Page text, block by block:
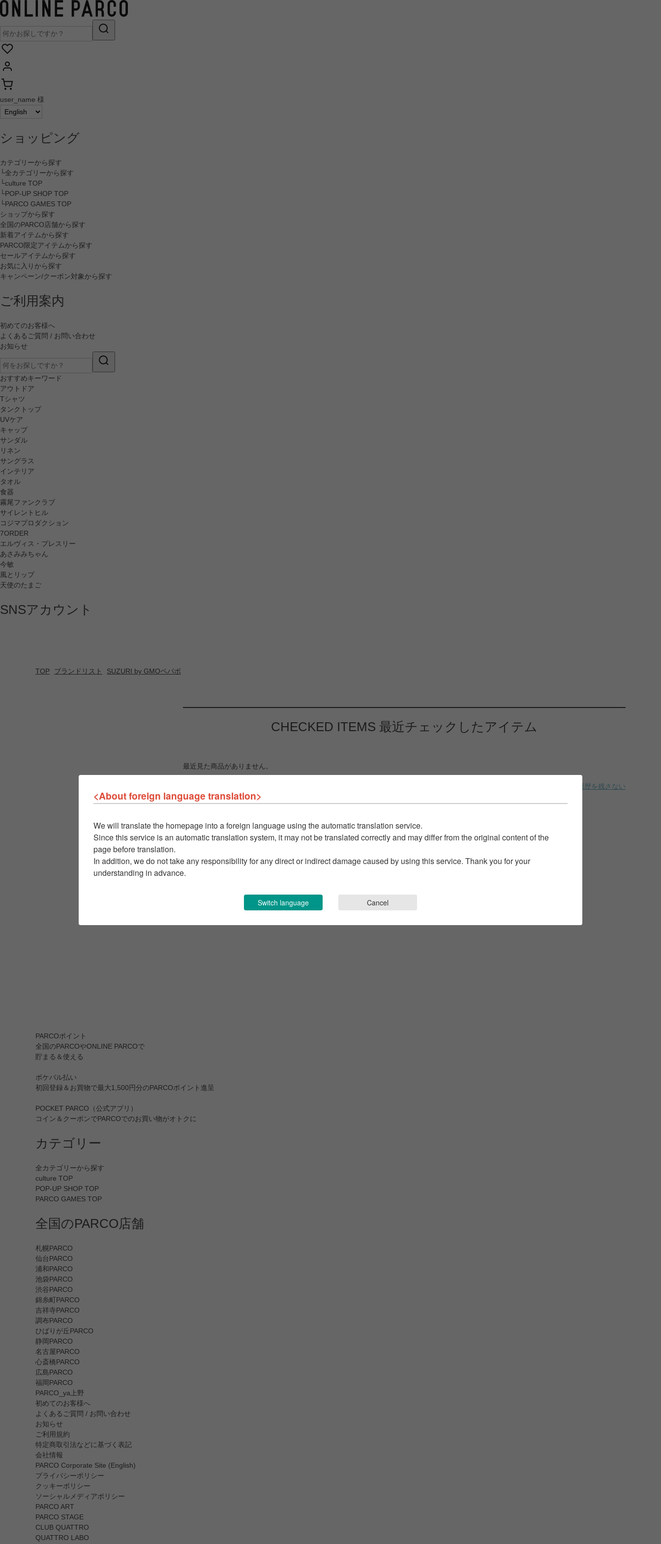
user_name 様
ショッピング
カテゴリーから探す
└全カテゴリーから探す
└culture TOP
└POP-UP SHOP TOP
└PARCO GAMES TOP
ショップから探す
全国のPARCO店舗から探す
新着アイテムから探す
PARCO限定アイテムから探す
セールアイテムから探す
お気に入りから探す
キャンペーン/クーポン対象から探す
ご利用案内
初めてのお客様へ
よくあるご質問 / お問い合わせ
お知らせ
おすすめキーワード
アウトドア
Tシャツ
タンクトップ
UVケア
キャップ
サンダル
リネン
サングラス
インテリア
タオル
食器
霧尾ファンクラブ
サイレントヒル
コジマプロダクション
7ORDER
エルヴィス・プレスリー
あさみみちゃん
今敏
風とリップ
天使のたまご
SNSアカウント
TOP ブランドリスト SUZURI by GMOペパボ
CHECKED ITEMS 最近チェックしたアイテム
最近見た商品がありません。
履歴を残さない
PARCOポイント
全国のPARCOやONLINE PARCOで
貯まる＆使える
ポケパル払い
初回登録＆お買物で最大1,500円分のPARCOポイント進呈
POCKET PARCO（公式アプリ）
コイン＆クーポンでPARCOでのお買い物がオトクに
カテゴリー
全カテゴリーから探す
culture TOP
POP-UP SHOP TOP
PARCO GAMES TOP
全国のPARCO店舗
札幌PARCO
仙台PARCO
浦和PARCO
池袋PARCO
渋谷PARCO
錦糸町PARCO
吉祥寺PARCO
調布PARCO
ひばりが丘PARCO
静岡PARCO
名古屋PARCO
心斎橋PARCO
広島PARCO
福岡PARCO
PARCO_ya上野
初めてのお客様へ
よくあるご質問 / お問い合わせ
お知らせ
ご利用規約
特定商取引法などに基づく表記
会社情報
PARCO Corporate Site (English)
プライバシーポリシー
クッキーポリシー
ソーシャルメディアポリシー
PARCO ART
PARCO STAGE
CLUB QUATTRO
QUATTRO LABO
<About foreign language translation>
We will translate the homepage into a foreign language using the automatic translation service.
Since this service is an automatic translation system, it may not be translated correctly and may differ from the original content of the
page before translation.
In addition, we do not take any responsibility for any direct or indirect damage caused by using this service. Thank you for your
understanding in advance.
Switch language Cancel